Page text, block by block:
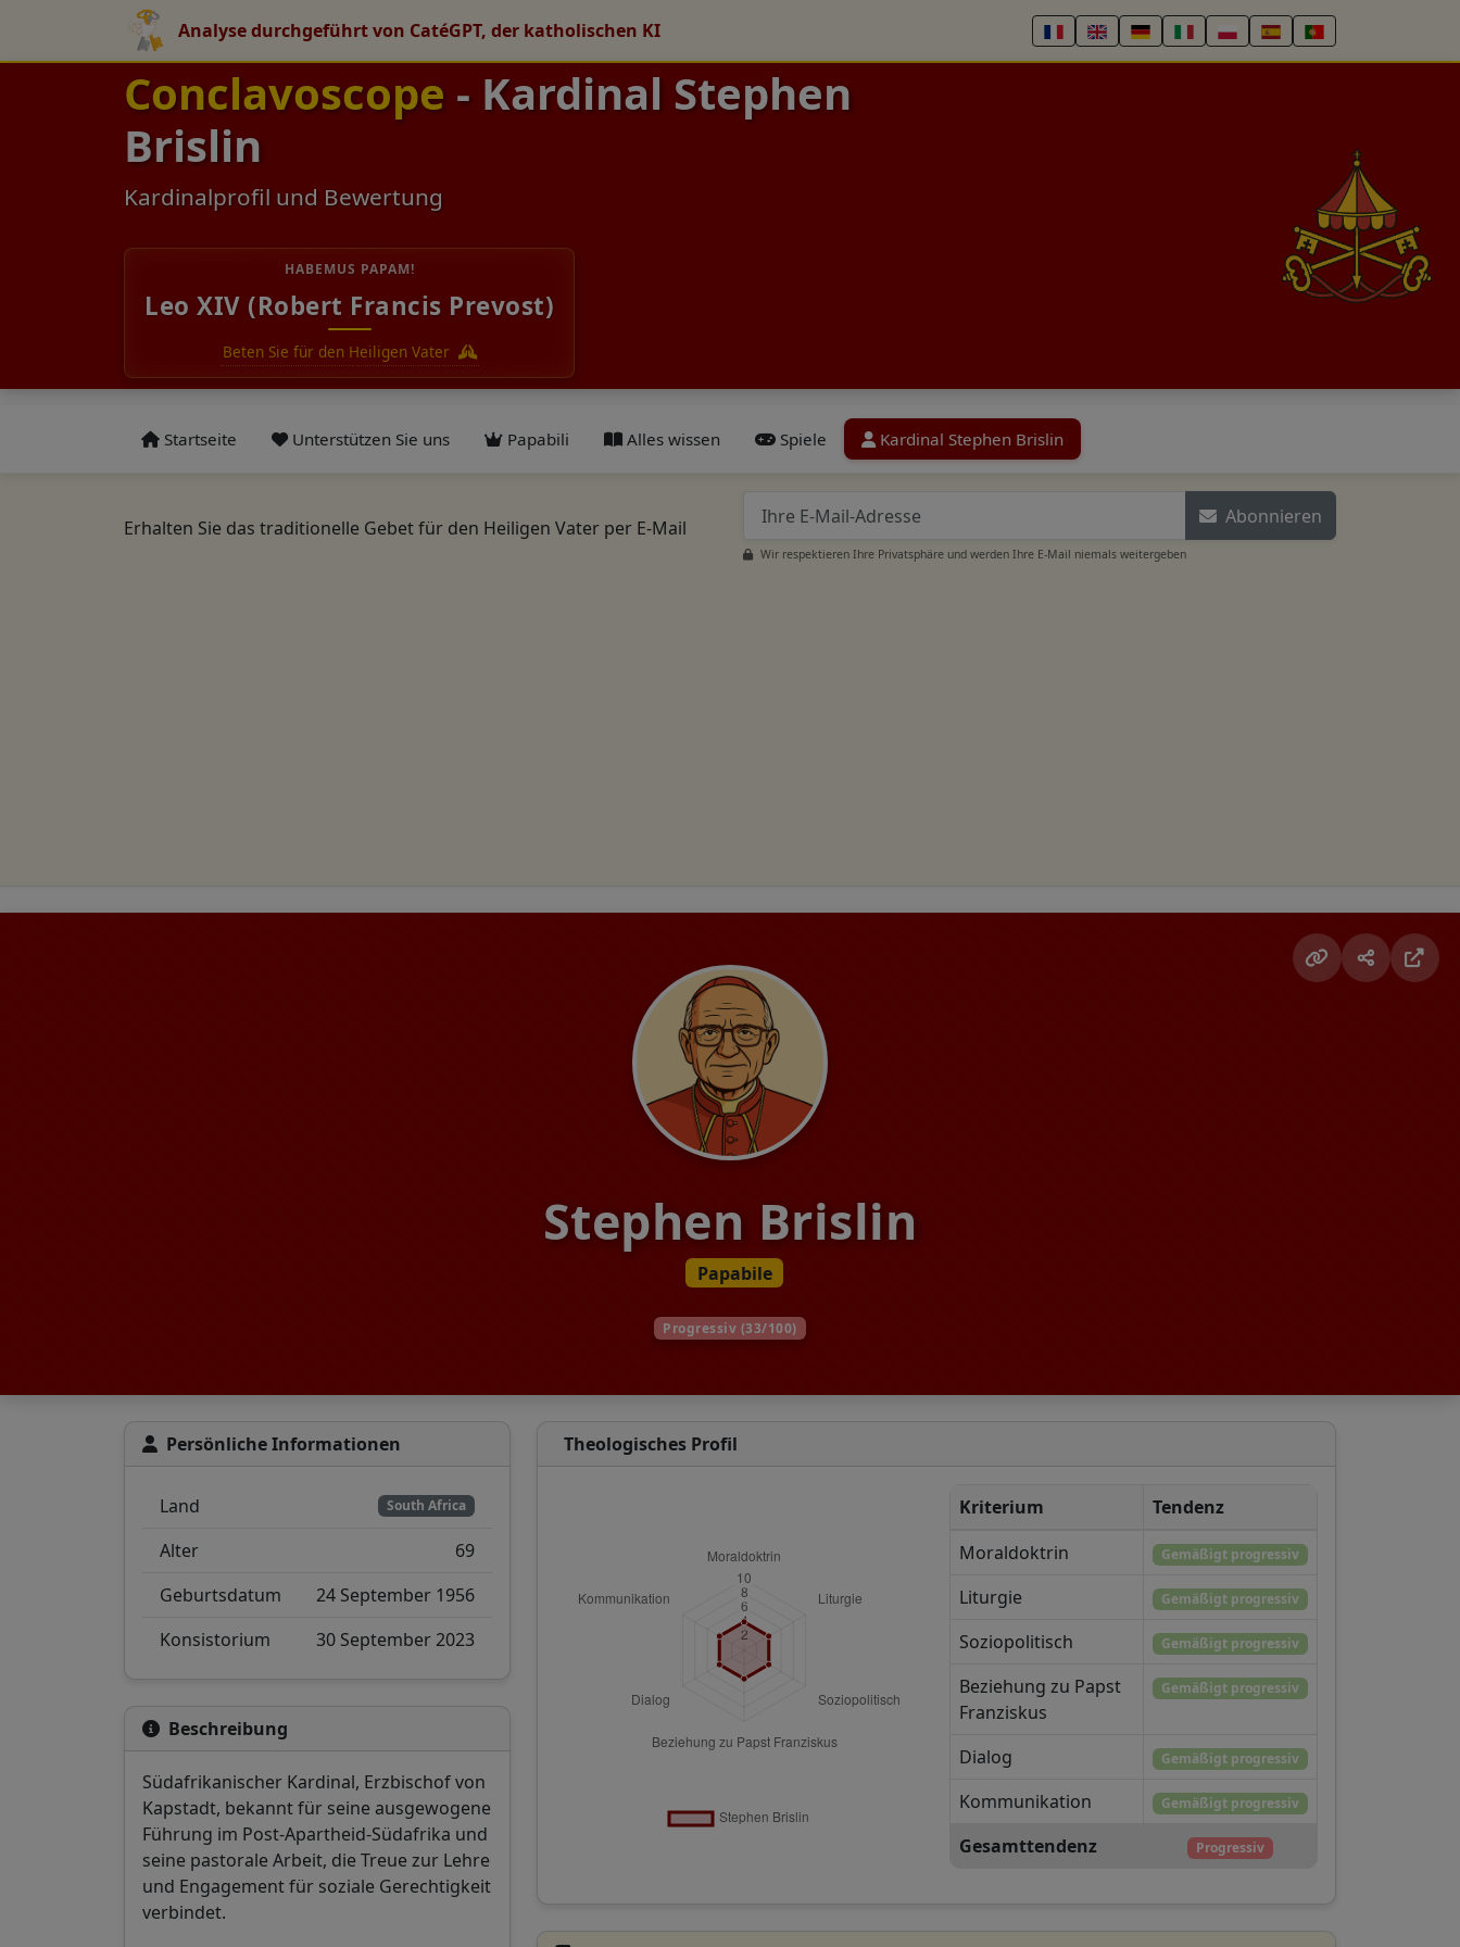
Analyse durchgeführt von CatéGPT, der katholischen KI
Conclavoscope - Kardinal Stephen
Brislin
Kardinalprofil und Bewertung
HABEMUS PAPAM!
Leo XIV (Robert Francis Prevost)
Beten Sie für den Heiligen Vater
Startseite Unterstützen Sie uns Papabili Alles wissen Spiele Kardinal Stephen Brislin
Erhalten Sie das traditionelle Gebet für den Heiligen Vater per E-Mail Abonnieren
Wir respektieren Ihre Privatsphäre und werden Ihre E-Mail niemals weitergeben
Stephen Brislin
Papabile
Progressiv (33/100)
Persönliche Informationen
Land South Africa
Alter
69
Geburtsdatum
24 September 1956
Konsistorium
30 September 2023
Beschreibung
Südafrikanischer Kardinal, Erzbischof von
Kapstadt, bekannt für seine ausgewogene
Führung im Post-Apartheid-Südafrika und
seine pastorale Arbeit, die Treue zur Lehre
und Engagement für soziale Gerechtigkeit
verbindet.
Theologisches Profil
Kriterium
Tendenz
Moraldoktrin
Gemäßigt progressiv
Liturgie Gemäßigt progressiv
Soziopolitisch Gemäßigt progressiv
Beziehung zu Papst
Franziskus
Gemäßigt progressiv
Dialog Gemäßigt progressiv
Kommunikation Gemäßigt progressiv
Gesamttendenz Progressiv